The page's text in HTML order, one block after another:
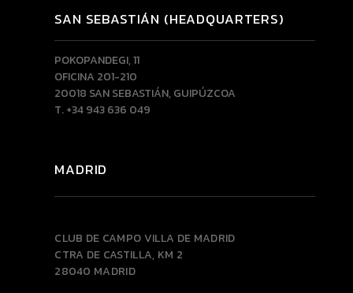
SAN SEBASTIÁN (HEADQUARTERS)
POKOPANDEGI, 11
OFICINA 201-210
20018 SAN SEBASTIÁN, GUIPÚZCOA
T. +34 943 636 049
MADRID
CLUB DE CAMPO VILLA DE MADRID
CTRA DE CASTILLA, KM 2
28040 MADRID